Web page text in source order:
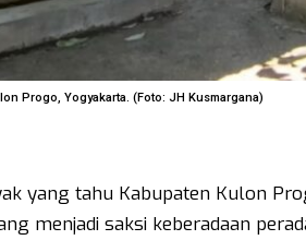
Progo, Yogyakarta. (Foto: JH Kusmargana)
yang tahu Kabupaten Kulon
menjadi saksi keberadaan